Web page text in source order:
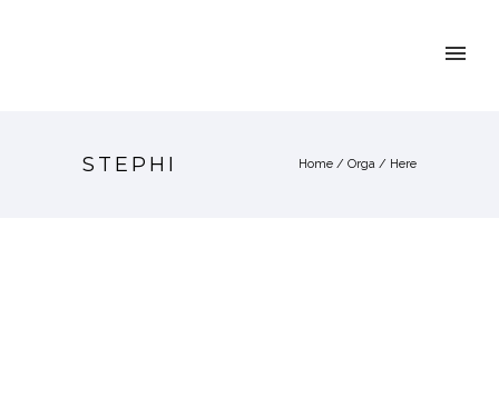
STEPHI Home / Orga / Here